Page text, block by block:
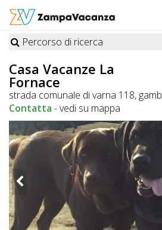
STRUTTURE
A
DOG
LUOGHI
Percorso di ricerca
Casa Vacanze La
Fornace
strada comunale di varna 118,
Contatta -vedi su mappa